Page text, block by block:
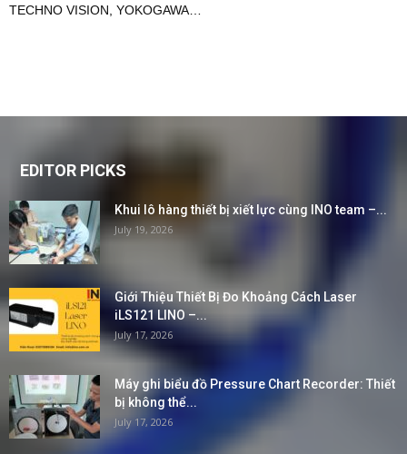
TECHNO VISION, YOKOGAWA…
EDITOR PICKS
Khui lô hàng thiết bị xiết lực cùng INO team –...
July 19, 2026
Giới Thiệu Thiết Bị Đo Khoảng Cách Laser
iLS121 LINO –...
July 17, 2026
Máy ghi biểu đồ Pressure Chart Recorder: Thiết
bị không thể...
July 17, 2026